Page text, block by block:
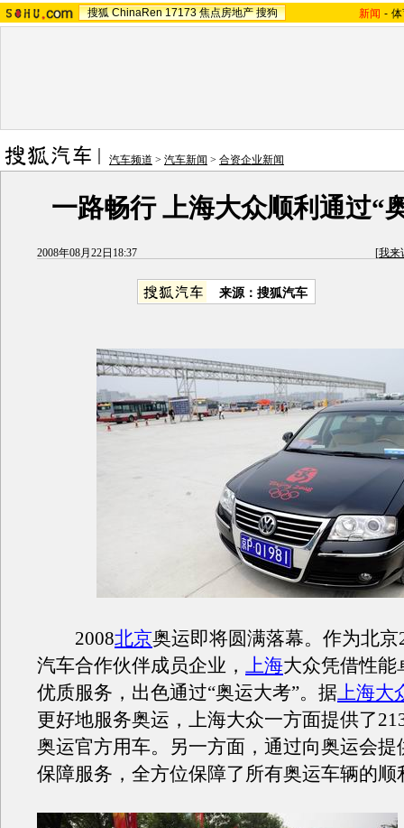
搜狐 ChinaRen 17173 焦点房地产 搜狗 新闻 -
汽车频道 > 汽车新闻 > 合资企业新闻
一路畅行 上海大众顺利通过“
2008年08月22日18:37 [我来
来源：搜狐汽车
2008北京奥运即将圆满落幕。作为北京
汽车合作伙伴成员企业， 上海大众凭借性能
优质服务，出色通过“奥运大考”。据上海大
更好地服务奥运，上海大众一方面提供了
奥运官方用车。另一方面，通过向奥运会提
保障服务，全方位保障了所有奥运车辆的顺